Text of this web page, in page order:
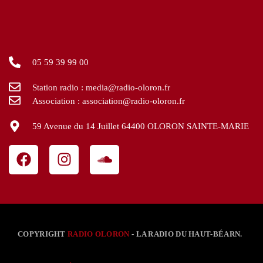
05 59 39 99 00
Station radio : media@radio-oloron.fr
Association : association@radio-oloron.fr
59 Avenue du 14 Juillet 64400 OLORON SAINTE-MARIE
COPYRIGHTRADIO OLORON - LA RADIO DU HAUT-BÉARN.